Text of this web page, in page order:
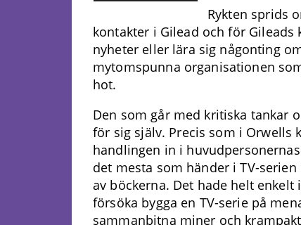
Rykten sprids
kontakter i Gilead och för Gileads
nyheter eller lära sig någonting
mytomspunna organisationen
hot.
Den som går med kritiska tankar
för sig själv. Precis som i Orwells
handlingen in i
det mesta som händer i TV-
av böckerna. Det hade helt
försöka bygga en TV-serie på
sammanbitna miner och